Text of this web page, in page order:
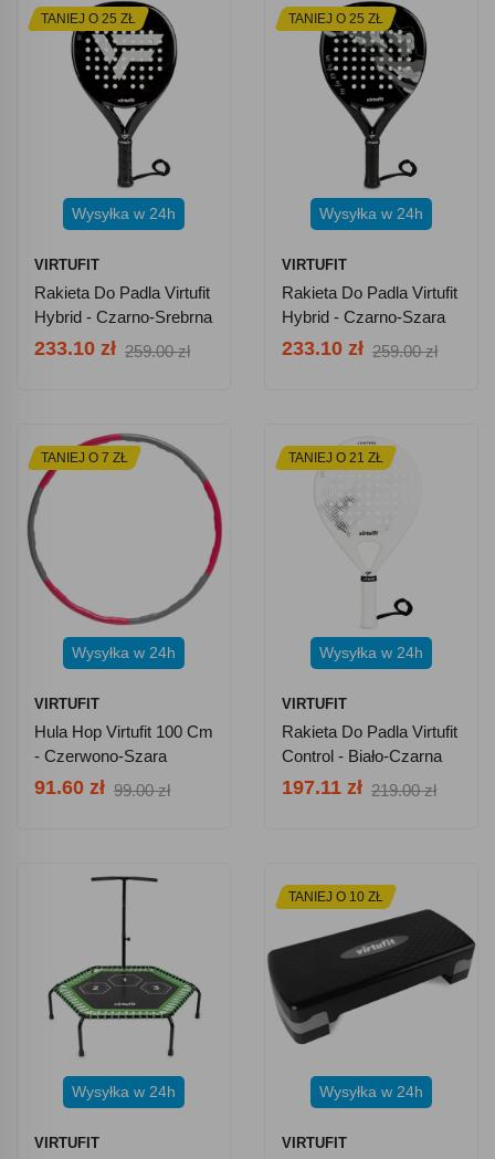
TANIEJ O 25 ZŁ
Wysyłka w 24h
VIRTUFIT
Rakieta Do Padla Virtufit
Hybrid - Czarno-Srebrna
233.10 zł 259.00 zł
TANIEJ O 25 ZŁ
Wysyłka w 24h
VIRTUFIT
Rakieta Do Padla Virtufit
Hybrid - Czarno-Szara
233.10 zł 259.00 zł
TANIEJ O 7 ZŁ
Wysyłka w 24h
VIRTUFIT
Hula Hop Virtufit 100 Cm
- Czerwono-Szara
91.60 zł 99.00 zł
TANIEJ O 21 ZŁ
Wysyłka w 24h
VIRTUFIT
Rakieta Do Padla Virtufit
Control - Biało-Czarna
197.11 zł 219.00 zł
Wysyłka w 24h
VIRTUFIT
TANIEJ O 10 ZŁ
Wysyłka w 24h
VIRTUFIT